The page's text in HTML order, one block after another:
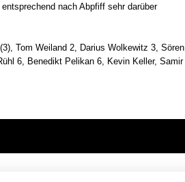
nach Abpfiff sehr darüber
Tom Weiland 2, Darius Wolkewitz 3, Sören
6, Benedikt Pelikan 6, Kevin Keller, Samir